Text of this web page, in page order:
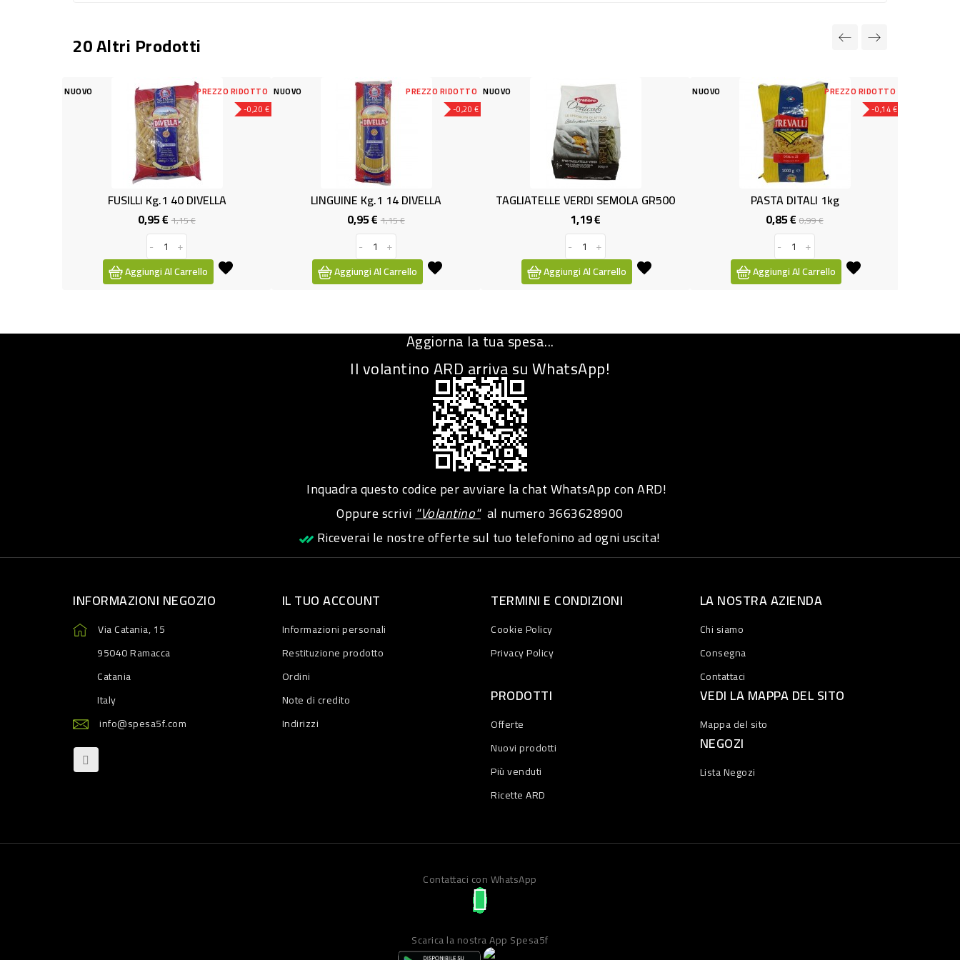
20 Altri Prodotti
-0,20 €
PREZZO RIDOTTO
FUSILLI Kg.1 40 DIVELLA
Prezzo
1,15 €Prezzo
Aggiungi Al Carrello
NUOVO
PREZZO RIDOTTO
LINGUINE Kg.1 14 DIVELLA
Prezzo
1,15 €Prezzo
Aggiungi Al Carrello
NUOVO
TAGLIATELLE VERDI SEMOLA GR500
Prezzo
Aggiungi Al Carrello
-0,14 €
PREZZO RIDOTTO
PASTA DITALI 1kg
Prezzo
0,99 €Prezzo
Aggiungi Al Carrello
NUOVO
Aggiorna la tua spesa...
Il volantino ARD arriva su WhatsApp!
Inquadra questo codice per avviare la chat WhatsApp con ARD!
Oppure scrivi"Volantino"al numero3663628900
Riceverai le nostre offerte sul tuo telefonino ad ogni uscita!
INFORMAZIONI NEGOZIO
Via Catania, 15
95040 Ramacca
Catania
Italy
info@spesa5f.com
IL TUO ACCOUNT
Informazioni personali
Restituzione prodotto
Ordini
Note di credito
Indirizzi
TERMINI E CONDIZIONI
Cookie Policy
Privacy Policy
LA NOSTRA AZIENDA
Chi siamo
Consegna
Contattaci
PRODOTTI
Offerte
Nuovi prodotti
Più venduti
Ricette ARD
VEDI LA MAPPA DEL SITO
Mappa del sito
NEGOZI
Lista Negozi
Contattaci con WhatsApp
Scarica la nostra App Spesa5f